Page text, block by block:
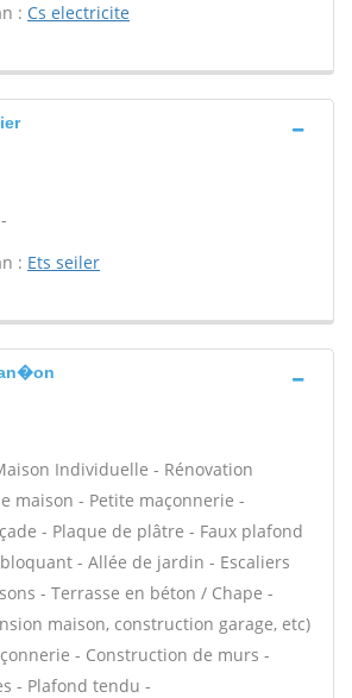
: Cs electricite
: Ets seiler
Individuelle - Rénovation
maison - Petite maçonnerie -
- Plaque de plâtre - Faux plafond
- Allée de jardin - Escaliers
- Terrasse en béton / Chape -
maison, construction garage, etc)
- Construction de murs -
- Plafond tendu -